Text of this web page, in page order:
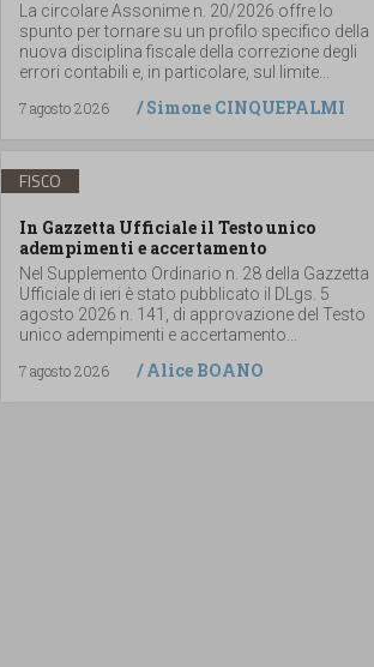
La circolare Assonime n. 20/2026 offre lo
spunto per tornare su un profilo specifico della
nuova disciplina fiscale della correzione degli
errori contabili e, in particolare, sul limite...
7 agosto 2026
/Simone CINQUEPALMI
FISCO
In Gazzetta Ufficiale il Testo unico
adempimenti e accertamento
Nel Supplemento Ordinario n. 28 della Gazzetta
Ufficiale di ieri è stato pubblicato il DLgs. 5
agosto 2026 n. 141, di approvazione del Testo
unico adempimenti e accertamento...
7 agosto 2026
/Alice BOANO